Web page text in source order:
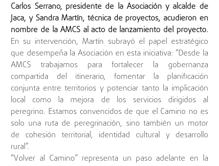
Carlos Serrano, presidente de la Asociación y alcalde de
Jaca, y Sandra Martín, técnica de proyectos, acudieron en
nombre de la AMCS al acto de lanzamiento del proyecto.
En su intervención, Martín subrayó el papel estratégico
que desempeña la Asociación en esta iniciativa: “Desde la
AMCS trabajamos para fortalecer la gobernanza
compartida del itinerario, fomentar la planificación
conjunta entre territorios y potenciar tanto la implicación
local como la mejora de los servicios dirigidos al
peregrino. Estamos convencidos de que el Camino no es
solo una ruta de peregrinación, sino también un motor
de cohesión territorial, identidad cultural y desarrollo
rural”.
“Volver al Camino” representa un paso adelante en la